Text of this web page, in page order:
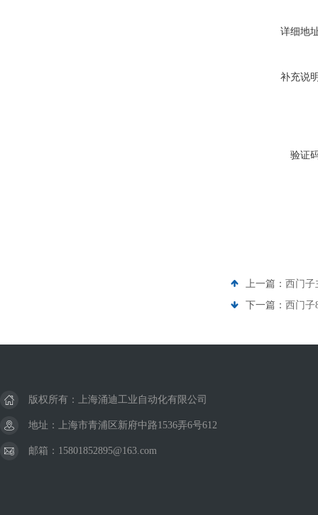
详细地
补充说
验证
上一篇： 西门子
下一篇： 西门子
版权所有：上海涌迪工业自动化有限公司
地址：上海市青浦区新府中路1536弄6号612
邮箱：15801852895@163.com